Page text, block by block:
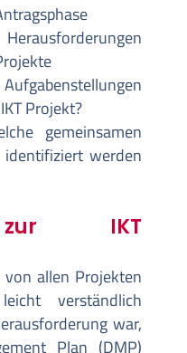
Projekt?
gemeinsamen
werden
zur IKT
allen Projekten
verständlich
war,
Plan (DMP)